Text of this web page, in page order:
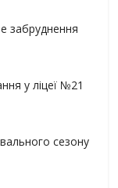
забруднення
у ліцеї №21
сезону